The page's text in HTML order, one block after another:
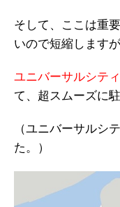
そして、ここは重
いので短縮しますが
ユニバーサルシテ
て、超スムーズに
（ユニバーサルシ
た。）